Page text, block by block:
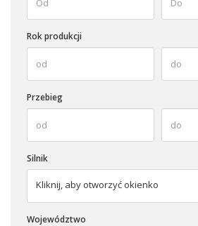
Rok produkcji
Przebieg
Silnik
Kliknij, aby otworzyć okienko
Województwo